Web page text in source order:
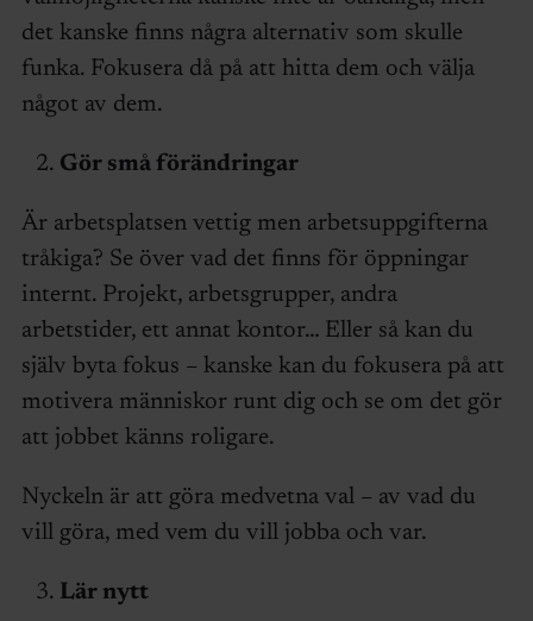
det kanske finns några alternativ som skulle
funka. Fokusera då på att hitta dem och välja
något av dem.
Gör små förändringar
Är arbetsplatsen vettig men arbetsuppgifterna
tråkiga? Se över vad det finns för öppningar
internt. Projekt, arbetsgrupper, andra
arbetstider, ett annat kontor… Eller så kan du
själv byta fokus – kanske kan du fokusera på att
motivera människor runt dig och se om det gör
att jobbet känns roligare.
Nyckeln är att göra medvetna val – av vad du
vill göra, med vem du vill jobba och var.
Lär nytt